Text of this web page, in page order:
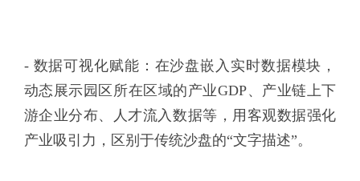
- 数据可视化赋能：在沙盘嵌入实时数据模块，
动态展示园区所在区域的产业GDP、产业链上下
游企业分布、人才流入数据等，用客观数据强化
产业吸引力，区别于传统沙盘的“文字描述”。